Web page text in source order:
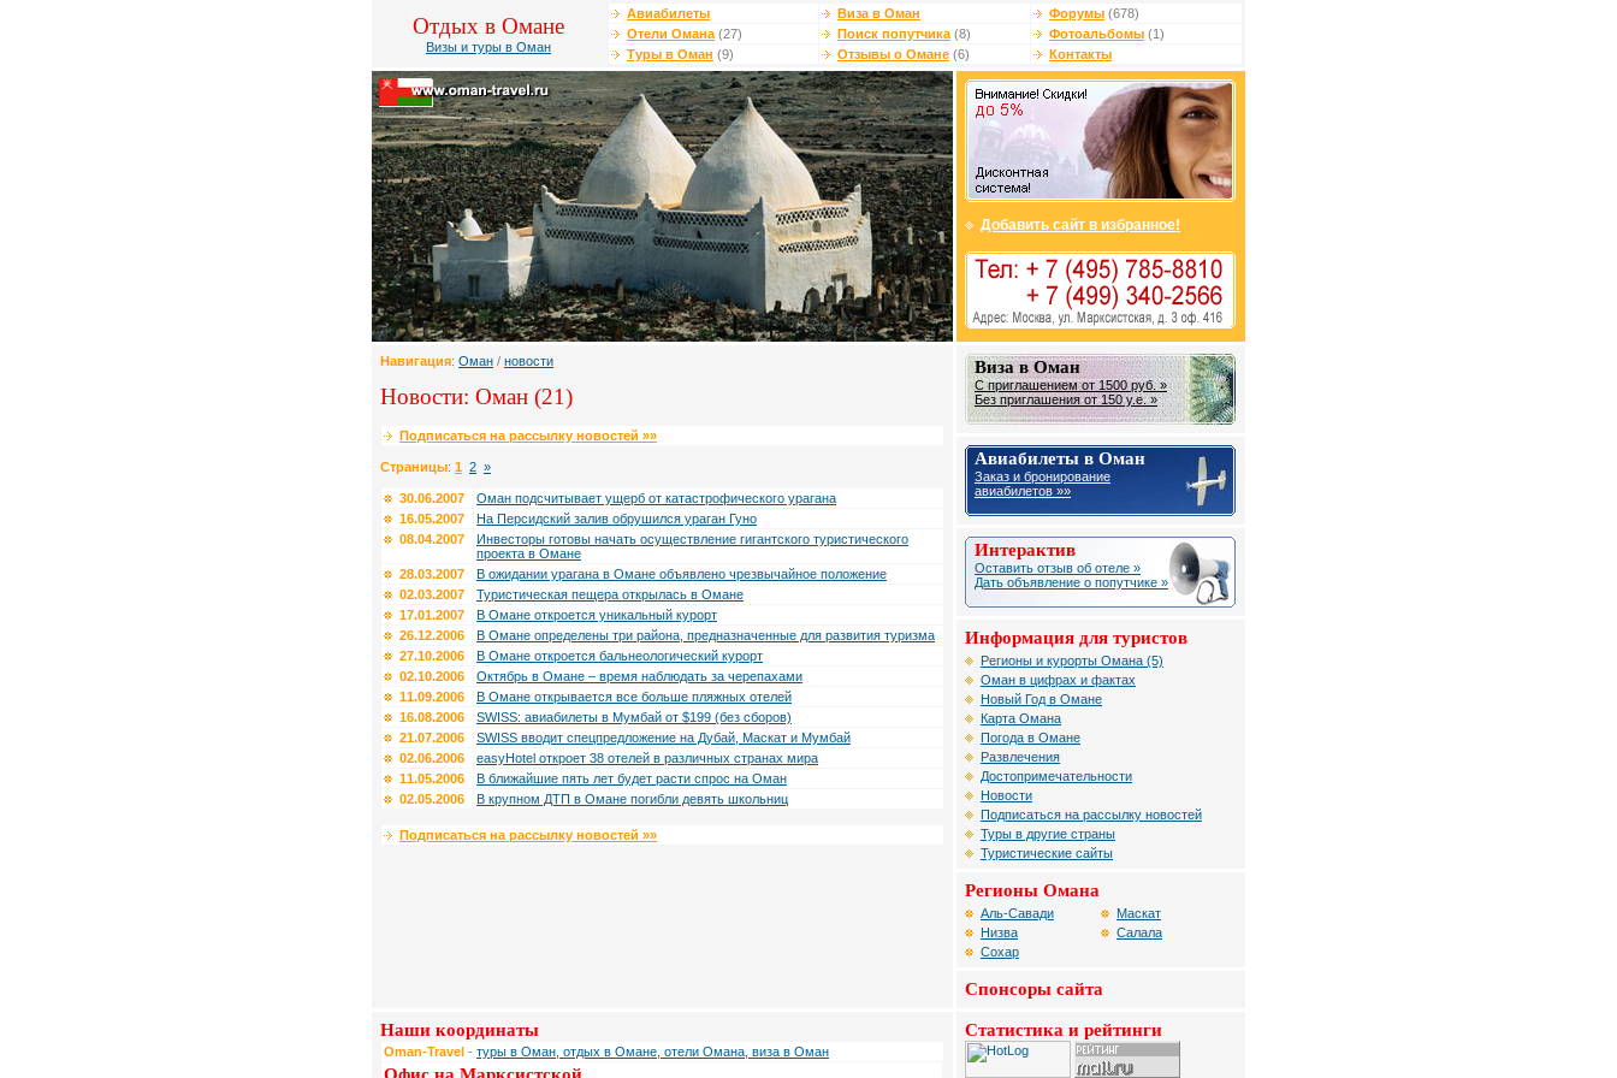
Отдых в Омане
Визы и туры в Оман
Авиабилеты Виза в Оман Форумы (678)
Отели Омана (27) Поиск попутчика (8) Фотоальбомы (1)
Туры в Оман (9) Отзывы о Омане (6) Контакты
Добавить сайт в избранное!
Навигация: Оман / новости
Новости: Оман (21)
Подписаться на рассылку новостей »»
Страницы: 1 2 »
30.06.2007
Оман подсчитывает ущерб от катастрофического урагана
16.05.2007
На Персидский залив обрушился ураган Гуно
08.04.2007
Инвесторы готовы начать осуществление гигантского туристического
проекта в Омане
28.03.2007
В ожидании урагана в Омане объявлено чрезвычайное положение
02.03.2007
Туристическая пещера открылась в Омане
17.01.2007
В Омане откроется уникальный курорт
26.12.2006
В Омане определены три района, предназначенные для развития туризма
27.10.2006
В Омане откроется бальнеологический курорт
02.10.2006
Октябрь в Омане – время наблюдать за черепахами
11.09.2006
В Омане открывается все больше пляжных отелей
16.08.2006
SWISS: авиабилеты в Мумбай от $199 (без сборов)
21.07.2006
SWISS вводит спецпредложение на Дубай, Маскат и Мумбай
02.06.2006
easyHotel откроет 38 отелей в различных странах мира
11.05.2006
В ближайшие пять лет будет расти спрос на Оман
02.05.2006
В крупном ДТП в Омане погибли девять школьниц
Подписаться на рассылку новостей »»
Виза в Оман
С приглашением от 1500 руб. »
Без приглашения от 150 у.е. »
Авиабилеты в Оман
Заказ и бронирование
авиабилетов »»
Интерактив
Оставить отзыв об отеле »
Дать объявление о попутчике »
Информация для туристов
Регионы и курорты Омана (5)
Оман в цифрах и фактах
Новый Год в Омане
Карта Омана
Погода в Омане
Развлечения
Достопримечательности
Новости
Подписаться на рассылку новостей
Туры в другие страны
Туристические сайты
Регионы Омана
Аль-Савади
Низва
Сохар
Маскат
Салала
Спонсоры сайта
Наши координаты
Oman-Travel - туры в Оман, отдых в Омане, отели Омана, виза в Оман
Статистика и рейтинги